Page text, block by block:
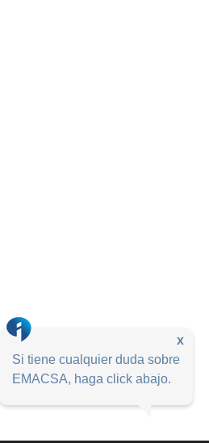
x
Si tiene cualquier duda sobre
EMACSA, haga click abajo.